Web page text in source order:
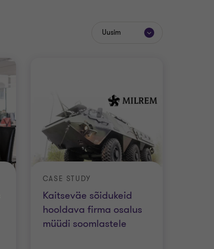
Uusim
Kaitseväe sõidukeid
hooldava firma osalus
müüdi soomlastele
CASE STUDY